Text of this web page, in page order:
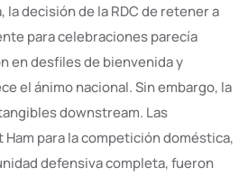
la decisión de la RDC de retener a
para celebraciones parecía
en desfiles de bienvenida y
el ánimo nacional. Sin embargo, la
downstream. Las
para la competición doméstica,
defensiva completa, fueron